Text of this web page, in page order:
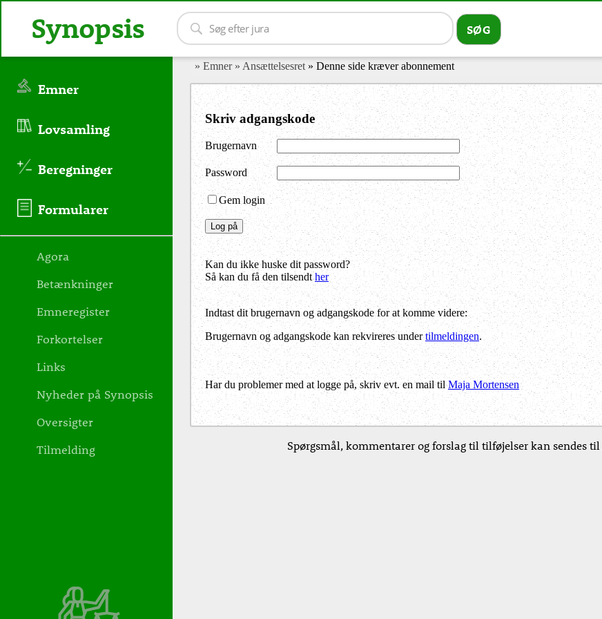
» Emner » Ansættelsesret » Denne side kræver abonnement
Skriv adgangskode
Brugernavn
Password
Gem login
Kan du ikke huske dit password?
Så kan du få den tilsendther
Indtast dit brugernavn og adgangskode for at komme videre:
Brugernavn og adgangskode kan rekvireres undertilmeldingen.
Har du problemer med at logge på, skriv evt. en mail tilMaja Mortensen
Emner
Lovsamling
Beregninger
Formularer
Agora
Betænkninger
Emneregister
Forkortelser
Links
Nyheder på Synopsis
Oversigter
Tilmelding
Synopsis
Spørgsmål, kommentarer og forslag til tilføjelser kan sendes til